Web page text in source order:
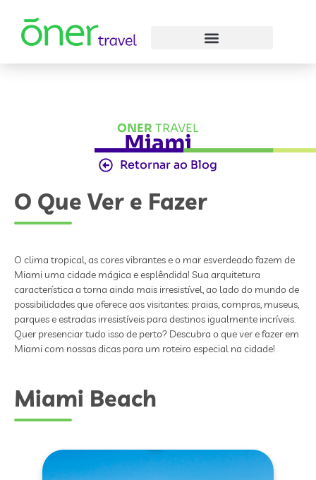
ONER TRAVEL
Miami
Retornar ao Blog
O Que Ver e Fazer
O clima tropical, as cores vibrantes e o mar esverdeado fazem de
Miami uma cidade mágica e esplêndida! Sua arquitetura
característica a torna ainda mais irresistível, ao lado do mundo de
possibilidades que oferece aos visitantes: praias, compras, museus,
parques e estradas irresistíveis para destinos igualmente incríveis.
Quer presenciar tudo isso de perto? Descubra o que ver e fazer em
Miami com nossas dicas para um roteiro especial na cidade!
Miami Beach